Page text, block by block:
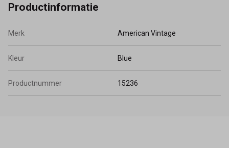
Productinformatie
Merk American Vintage
Kleur Blue
Productnummer 15236